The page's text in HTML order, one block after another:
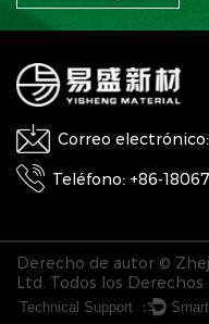
Correo
Teléfono: +86-
Derecho de autor ©
Ltd. Todos los Derechos
Technical Support ：